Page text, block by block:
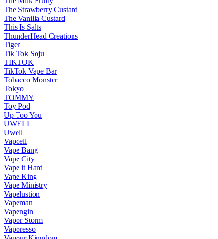
The Strawberry Custard
The Vanilla Custard
This Is Salts
ThunderHead Creations
Tiger
Tik Tok Soju
TIKTOK
TikTok Vape Bar
Tobacco Monster
Tokyo
TOMMY
Toy Pod
Up Too You
UWELL
Uwell
Vapcell
Vape Bang
Vape City
Vape it Hard
Vape King
Vape Ministry
Vapelustion
Vapeman
Vapengin
Vapor Storm
Vaporesso